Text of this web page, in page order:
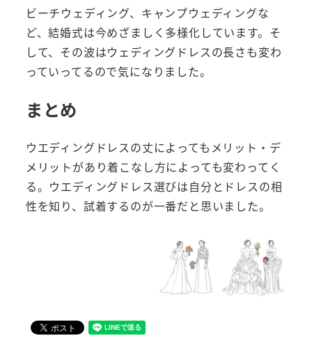
ビーチウェディング、キャンプウェディングな
ど、結婚式は今めざましく多様化しています。そ
して、その波はウェディングドレスの長さも変わ
っていってるので気になりました。
まとめ
ウエディングドレスの丈によってもメリット・デ
メリットがあり着こなし方によっても変わってく
る。ウエディングドレス選びは自分とドレスの相
性を知り、試着するのが一番だと思いました。